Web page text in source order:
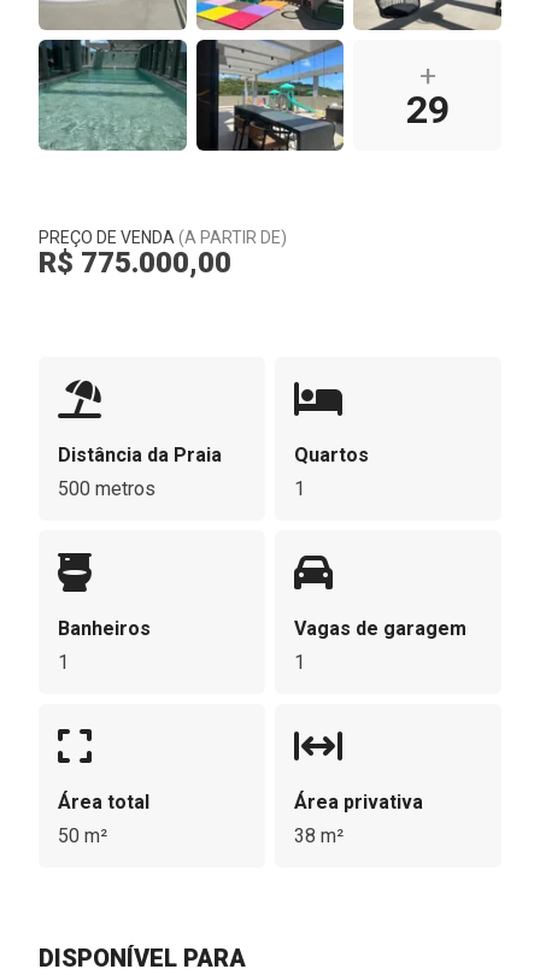
+
29
PREÇO DE VENDA(A PARTIR DE)
R$ 775.000,00
Distância da Praia
500 metros
Quartos
1
Banheiros
1
Vagas de garagem
1
Área total
50 m²
Área privativa
38 m²
DISPONÍVEL PARA